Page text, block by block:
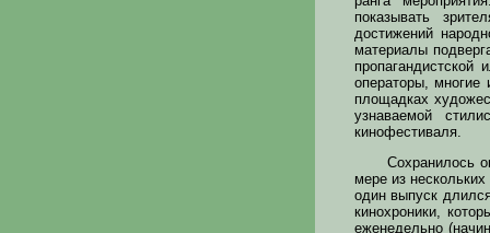
показывать
достижений
материалы
операторы, многие
площадках
узнаваемой
кинофестиваля.
Сохранилось
мере из
один выпуск
кинохроники,
еженедельно